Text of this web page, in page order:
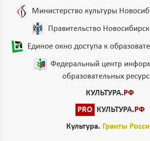
Министерство культуры
Правительство
Единое окно доступа к
Федеральный центр
образовательных
КУЛЬТУРА.РФ
PRO
КУЛЬТУРА.РФ
Культура. Гранты